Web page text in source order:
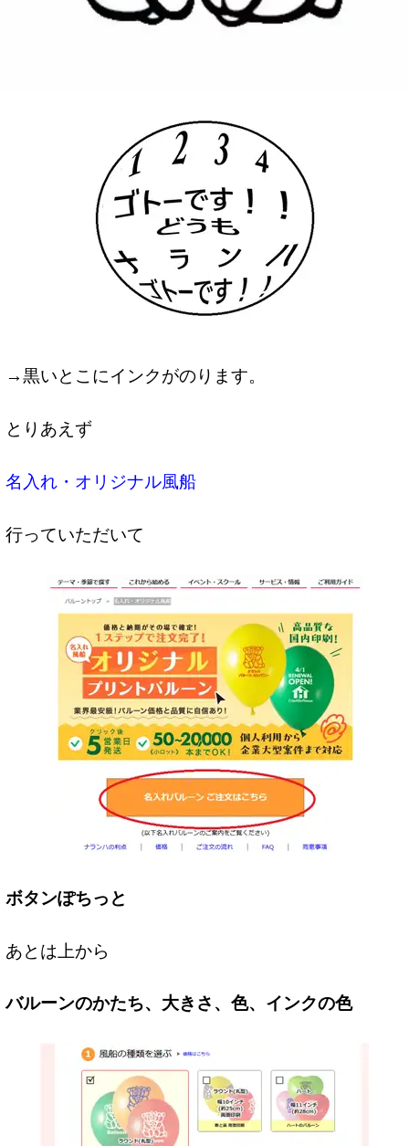
→黒いとこにインクがのります。
とりあえず
名入れ・オリジナル風船
行っていただいて
ボタンぽちっと
あとは上から
バルーンのかたち、大きさ、色、インクの色